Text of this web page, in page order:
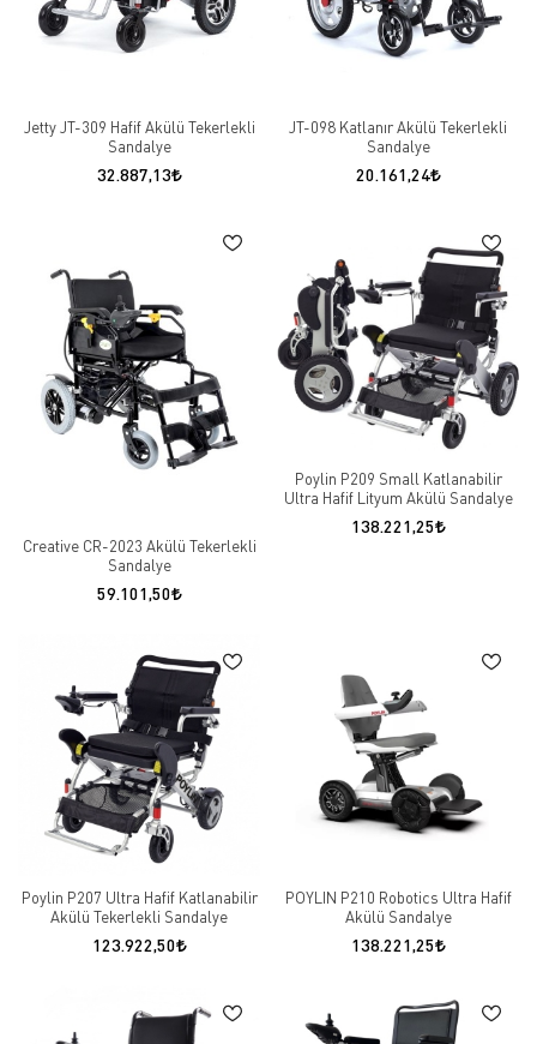
Jetty JT-309 Hafif Akülü Tekerlekli
Sandalye
32.887,13
JT-098 Katlanır Akülü Tekerlekli
Sandalye
20.161,24
Creative CR-2023 Akülü Tekerlekli
Sandalye
59.101,50
Poylin P209 Small Katlanabilir
Ultra Hafif Lityum Akülü Sandalye
138.221,25
Poylin P207 Ultra Hafif Katlanabilir
Akülü Tekerlekli Sandalye
123.922,50
POYLIN P210 Robotics Ultra Hafif
Akülü Sandalye
138.221,25